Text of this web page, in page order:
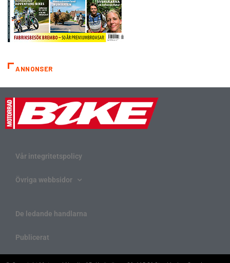
ANNONSER
Vår integritetspolicy
Övriga webbsidor
De ledande handlarna
Publicerat